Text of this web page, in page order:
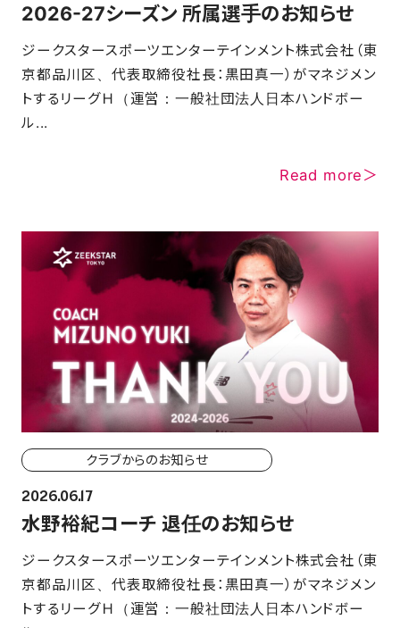
2026-27シーズン 所属選手のお知らせ
ジークスタースポーツエンターテインメント株式会社（東
京都品川区、代表取締役社長：黒田真一）がマネジメン
トするリーグＨ（運営：一般社団法人日本ハンドボー
ル...
Read more＞
クラブからのお知らせ
2026.06.17
水野裕紀コーチ 退任のお知らせ
ジークスタースポーツエンターテインメント株式会社（東
京都品川区、代表取締役社長：黒田真一）がマネジメン
トするリーグＨ（運営：一般社団法人日本ハンドボー